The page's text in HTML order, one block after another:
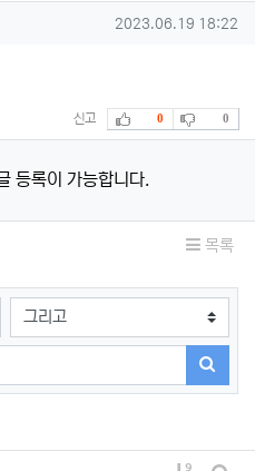
작성일
2023.06.19 18:22
신고 추천
0 비추천
0
등록이 가능합니다.
목록
검색하